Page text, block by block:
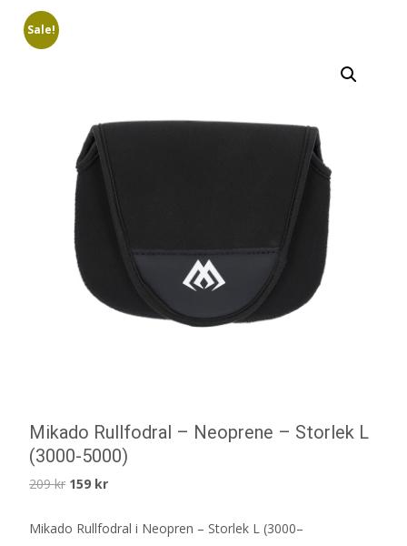
Sale!
Mikado Rullfodral – Neoprene – Storlek L
(3000-5000)
209kr Det
priset
159 krDet
priset
Mikado Rullfodral i Neopren – Storlek L (3000–